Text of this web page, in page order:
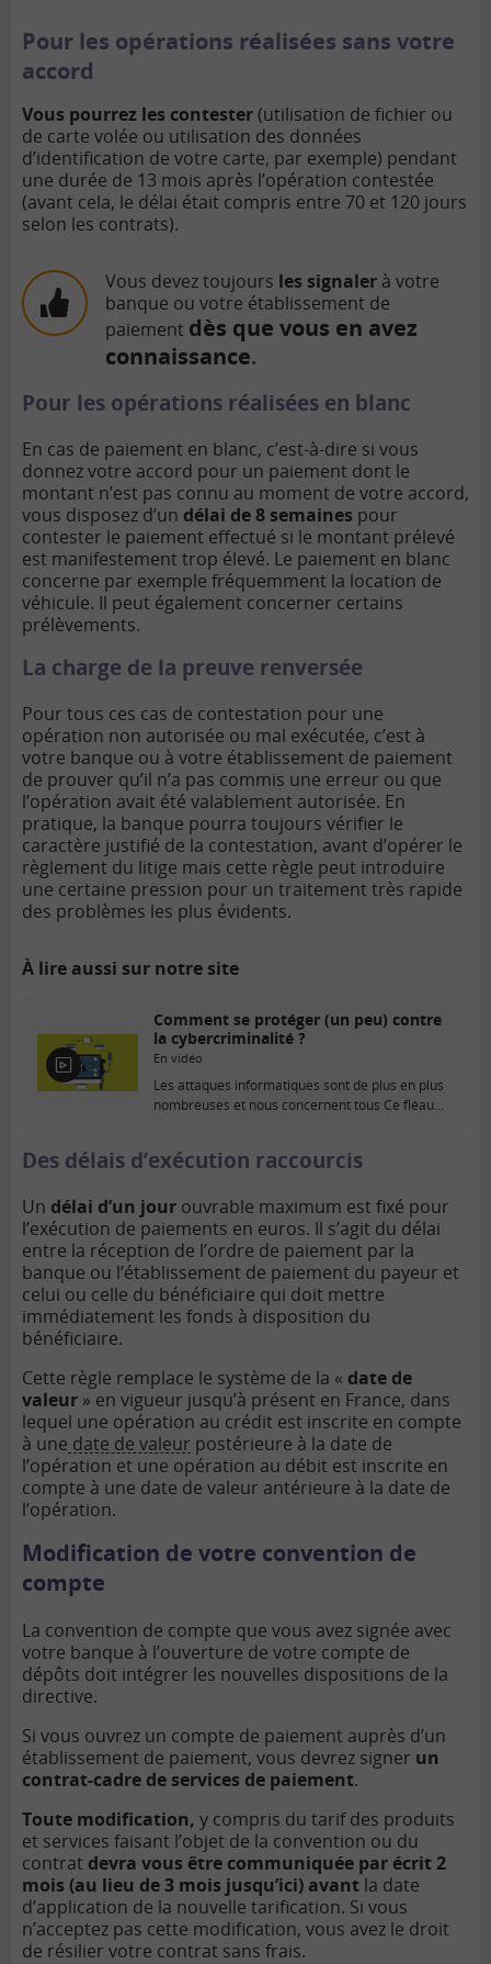
Pour les opérations réalisées sans votre
accord
Vous pourrez les contester(utilisation de fichier ou
de carte volée ou utilisation des données
d’identification de votre carte, par exemple) pendant
une durée de 13 mois après l’opération contestée
(avant cela, le délai était compris entre 70 et 120 jours
selon les contrats).
Vous devez toujours les signaler à votre
banque ou votre établissement de
paiement dès que vous en avez
connaissance.
Pour les opérations réalisées en blanc
En cas de paiement en blanc, c’est-à-dire si vous
donnez votre accord pour un paiement dont le
montant n’est pas connu au moment de votre accord,
vous disposez d’un délai de 8 semaines pour
contester le paiement effectué si le montant prélevé
est manifestement trop élevé. Le paiement en blanc
concerne par exemple fréquemment la location de
véhicule. Il peut également concerner certains
prélèvements.
La charge de la preuve renversée
Pour tous ces cas de contestation pour une
opération non autorisée ou mal exécutée, c’est à
votre banque ou à votre établissement de paiement
de prouver qu’il n’a pas commis une erreur ou que
l’opération avait été valablement autorisée. En
pratique, la banque pourra toujours vérifier le
caractère justifié de la contestation, avant d’opérer le
règlement du litige mais cette règle peut introduire
une certaine pression pour un traitement très rapide
des problèmes les plus évidents.
À lire aussi sur notre site
E
n
é
Comment se protéger (un peu) contre
la cybercriminalité ?
En vidéo
Les attaques informatiques sont de plus en plus
nombreuses et nous concernent tous Ce fléau...
Des délais d’exécution raccourcis
Un délai d’un jour ouvrable maximum est fixé pour
l’exécution de paiements en euros. Il s’agit du délai
entre la réception de l’ordre de paiement par la
banque ou l’établissement de paiement du payeur et
celui ou celle du bénéficiaire qui doit mettre
immédiatement les fonds à disposition du
bénéficiaire.
Cette règle remplace le système de la « date de
valeur » en vigueur jusqu’à présent en France, dans
lequel une opération au crédit est inscrite en compte
à une date de valeur postérieure à la date de
l’opération et une opération au débit est inscrite en
compte à une date de valeur antérieure à la date de
l’opération.
Modification de votre convention de
compte
La convention de compte que vous avez signée avec
votre banque à l’ouverture de votre compte de
dépôts doit intégrer les nouvelles dispositions de la
directive.
Si vous ouvrez un compte de paiement auprès d’un
établissement de paiement, vous devrez signer un
contrat-cadre de services de paiement.
Toute modification, y compris du tarif des produits
et services faisant l’objet de la convention ou du
contrat devra vous être communiquée par écrit 2
mois (au lieu de 3 mois jusqu’ici) avant la date
d’application de la nouvelle tarification. Si vous
n’acceptez pas cette modification, vous avez le droit
de résilier votre contrat sans frais.